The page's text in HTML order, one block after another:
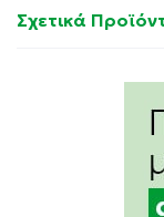
Σχετικά